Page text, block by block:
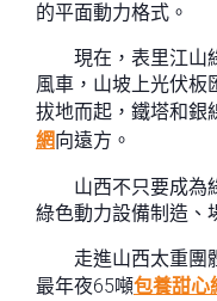
的平面動力格式。
現在，表里江山
風車，山坡上光伏板
拔地而起，鐵塔和銀
網向遠方。
山西不只要成為
綠色動力設備制造、
走進山西太重團
最年夜65噸包養甜心